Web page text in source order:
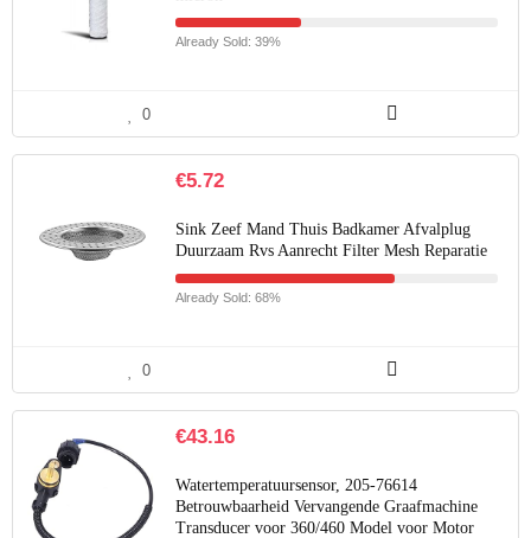
Already Sold: 39%
0
€5.72
Sink Zeef Mand Thuis Badkamer Afvalplug
Duurzaam Rvs Aanrecht Filter Mesh Reparatie
Already Sold: 68%
0
€43.16
Watertemperatuursensor, 205-76614
Betrouwbaarheid Vervangende Graafmachine
Transducer voor 360/460 Model voor Motor